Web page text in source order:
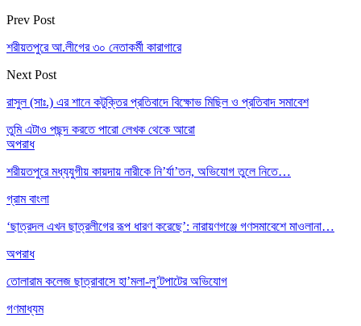
Prev Post
শরীয়তপুরে আ.লীগের ৩০ নেতাকর্মী কারাগারে
Next Post
রাসুল (সাঃ.) এর শানে কটুক্তির প্রতিবাদে বিক্ষোভ মিছিল ও প্রতিবাদ সমাবেশ
তুমি এটাও পছন্দ করতে পারো লেখক থেকে আরো
অপরাধ
শরীয়তপুরে মধ্যযুগীয় কায়দায় নারীকে নি’র্যা’তন, অভিযোগ তুলে নিতে…
গ্রাম বাংলা
‘ছাত্রদল এখন ছাত্রলীগের রূপ ধারণ করেছে’: নারায়ণগঞ্জে গণসমাবেশে মাওলানা…
অপরাধ
তোলারাম কলেজ ছাত্রাবাসে হা’মলা-লু’টপাটের অভিযোগ
গণমাধ্যম